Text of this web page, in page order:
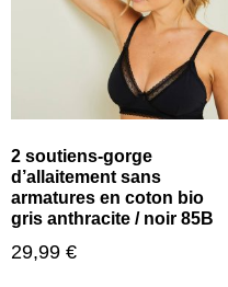
2 soutiens-gorge
d’allaitement sans
armatures en coton bio
gris anthracite / noir 85B
29,99 €